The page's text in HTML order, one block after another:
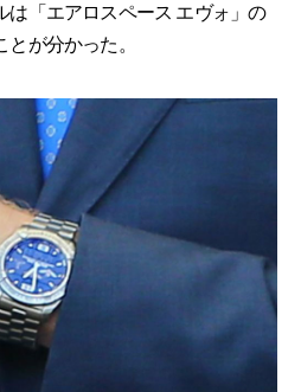
は「エアロスペース エヴォ」の
が分かった。